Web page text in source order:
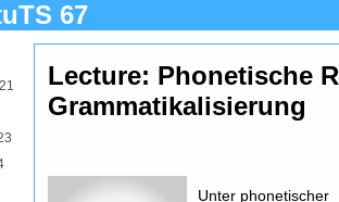
67
Lecture: Phonetische
Grammatikalisierung
Unter phonetischer